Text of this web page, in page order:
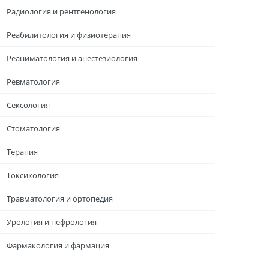
Радиология и рентгенология
Реабилитология и физиотерапия
Реаниматология и анестезиология
Ревматология
Сексология
Стоматология
Терапия
Токсикология
Травматология и ортопедия
Урология и нефрология
Фармакология и фармация